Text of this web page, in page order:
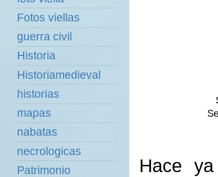
Hace
Fotos viellas
guerra civil
Historia
Historiamedieval
historias
mapas
nabatas
necrologicas
Patrimonio